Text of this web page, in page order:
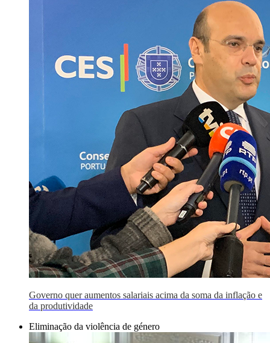
Governo quer aumentos salariais acima da soma da inflação e
da produtividade
Eliminação da violência de género